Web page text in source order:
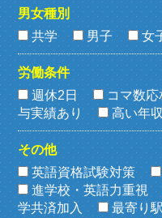
男女種別
共学
男子 女
労働条件
週休2日
コマ数応
与実績あり
高い年
その他
英語資格試験対策
進学校・英語力重視
学共済加入
最寄り